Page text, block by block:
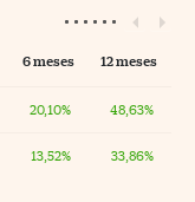
6 meses 12 meses
20,10% 48,63%
13,52% 33,86%